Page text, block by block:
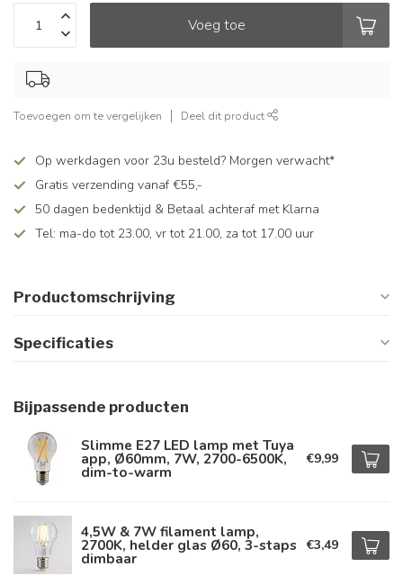
Voeg toe
Toevoegen om te vergelijken Deel dit product
Op werkdagen voor 23u besteld? Morgen verwacht*
Gratis verzending vanaf €55,-
50 dagen bedenktijd & Betaal achteraf met Klarna
Tel: ma-do tot 23.00, vr tot 21.00, za tot 17.00 uur
Productomschrijving
Specificaties
Bijpassende producten
Slimme E27 LED lamp met Tuya
app, Ø60mm, 7W, 2700-6500K,
dim-to-warm
€9,99
4,5W & 7W filament lamp,
2700K, helder glas Ø60, 3-staps
dimbaar
€3,49